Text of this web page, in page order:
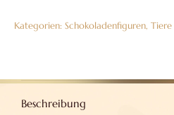
38%
Kategorien: Schokoladenfiguren, Tiere
Beschreibung